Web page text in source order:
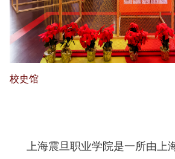
校史馆
上海震旦职业学院是一所由上